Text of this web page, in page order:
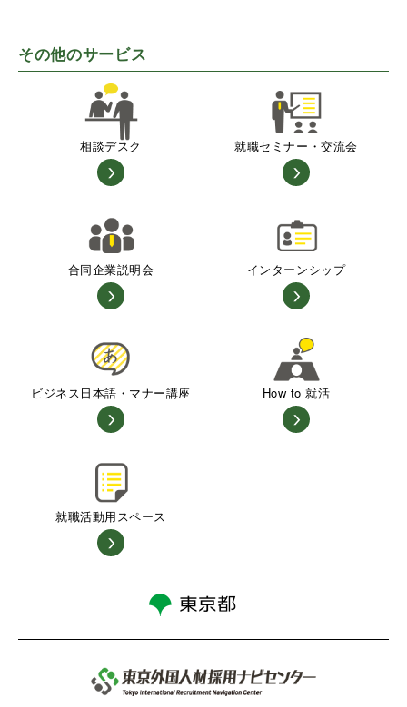
その他のサービス
相談デスク 就職セミナー・交流会
合同企業説明会 インターンシップ
ビジネス日本語・マナー講座 How to 就活
就職活動用スペース